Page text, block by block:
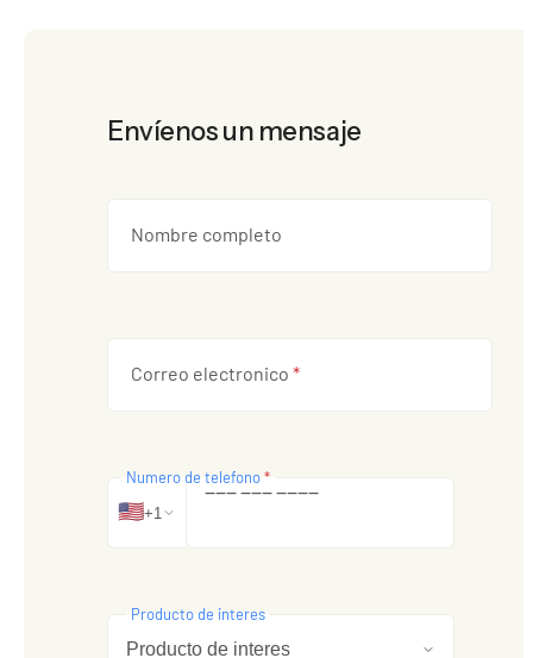
Envíenos un mensaje
Nombre completo
Correo electronico *
🇺🇸+1
‒‒‒‒‒‒‒‒‒‒
Numero de telefono*
Producto de interes